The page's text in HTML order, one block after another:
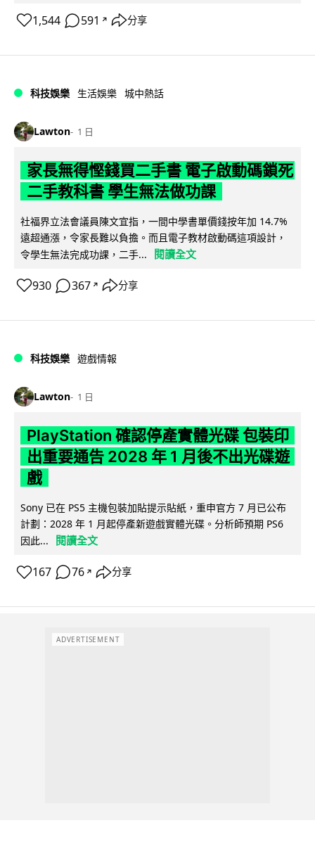
1,544 591 ↗ 分享
科技娛樂 生活娛樂 城中熱話
Lawton 1 日
家長無得慳錢買二手書 電子啟動碼鎖死
二手教科書 學生無法做功課
社福界立法會議員陳文宜指，一間中學書單價錢按年加 14.7%
遠超通漲，令家長難以負擔。而且電子教材啟動碼這項設計，
令學生無法完成功課，二手...
閱讀全文
930 367 ↗ 分享
科技娛樂 遊戲情報
Lawton 1 日
PlayStation 確認停產實體光碟 包裝印
出重要通告 2028 年 1 月後不出光碟遊
戲
Sony 已在 PS5 主機包裝加貼提示貼紙，重申官方 7 月已公布
計劃：2028 年 1 月起停產新遊戲實體光碟。分析師預期 PS6
因此...
閱讀全文
167 76 ↗ 分享
ADVERTISEMENT